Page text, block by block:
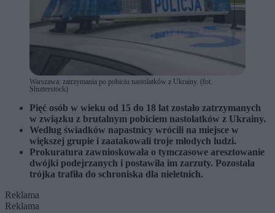
Warszawa: zatrzymania po pobiciu nastolatków z Ukrainy. (fot.
Shutterstock)
Pięć osób w wieku od 15 do 18 lat zostało zatrzymanych
w związku z brutalnym pobiciem nastolatków z Ukrainy.
Według świadków napastnicy wrócili na miejsce w
większej grupie i zaatakowali troje młodych ludzi.
Prokuratura zawnioskowała o tymczasowe aresztowanie
dwójki podejrzanych i postawiła im zarzuty. Pozostała
trójka trafiła do schroniska dla nieletnich.
Reklama
Reklama